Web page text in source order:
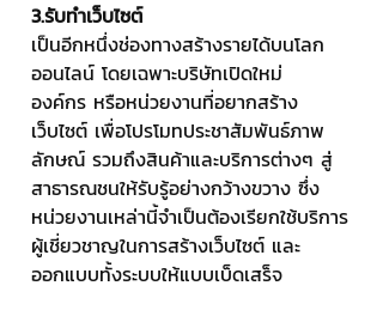
3.รับทำเว็บไซต์
เป็นอีกหนึ่งช่องทางสร้างรายได้บนโลก
ออนไลน์ โดยเฉพาะบริษัทเปิดใหม่
องค์กร หรือหน่วยงานที่อยากสร้าง
เว็บไซต์ เพื่อโปรโมทประชาสัมพันธ์ภาพ
ลักษณ์ รวมถึงสินค้าและบริการต่างๆ สู่
สาธารณชนให้รับรู้อย่างกว้างขวาง ซึ่ง
หน่วยงานเหล่านี้จำเป็นต้องเรียกใช้บริการ
ผู้เชี่ยวชาญในการสร้างเว็บไซต์ และ
ออกแบบทั้งระบบให้แบบเบ็ดเสร็จ